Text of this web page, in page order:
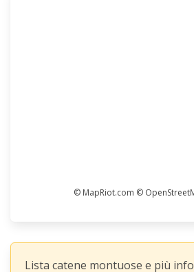
© MapRiot.com ©
Lista catene montuose e più